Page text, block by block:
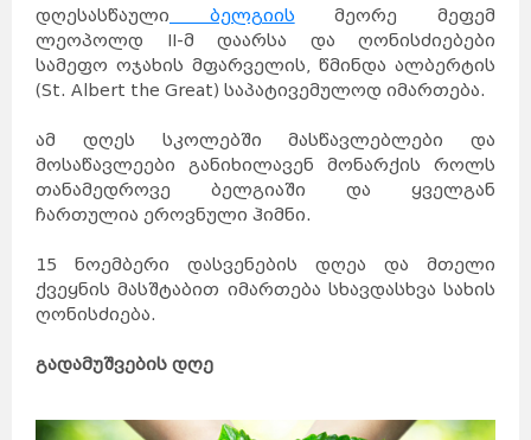
დღესასწაული ბელგიის მეორე მეფემ
ლეოპოლდ II-მ დაარსა და ღონისძიებები
სამეფო ოჯახის მფარველის, წმინდა ალბერტის
(St. Albert the Great) საპატივემულოდ იმართება.
ამ დღეს სკოლებში მასწავლებლები და
მოსაწავლეები განიხილავენ მონარქის როლს
თანამედროვე ბელგიაში და ყველგან
ჩართულია ეროვნული ჰიმნი.
15 ნოემბერი დასვენების დღეა და მთელი
ქვეყნის მასშტაბით იმართება სხავდასხვა სახის
ღონისძიება.
გადამუშვების დღე